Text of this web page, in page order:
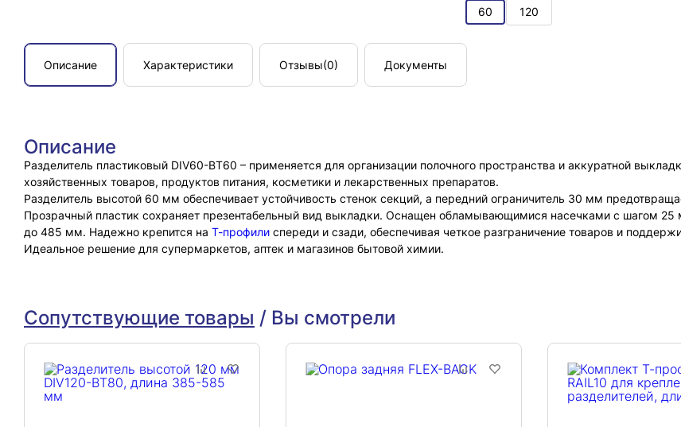
60
120
Описание Характеристики Отзывы(0) Документы
Описание
Разделитель пластиковый DIV60-BT60 – применяется для организации полочного пространства и аккуратной
хозяйственных товаров, продуктов питания, косметики и лекарственных препаратов.
Разделитель высотой 60 мм обеспечивает устойчивость стенок секций, а передний ограничитель 30 мм
Прозрачный пластик сохраняет презентабельный вид выкладки. Оснащен обламывающимися насечками с шагом 25
до 485 мм. Надежно крепится на Т-профили спереди и сзади, обеспечивая четкое разграничение товаров и
Идеальное решение для супермаркетов, аптек и магазинов бытовой химии.
Сопутствующие товары / Вы смотрели